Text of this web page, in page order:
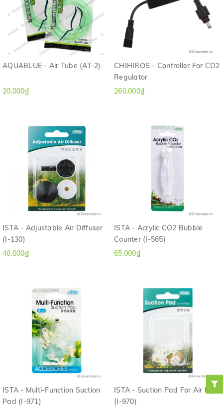
AQUABLUE - Air Tube (AT-2)
20.000₫
CHIHIROS - Controller For CO2
Regulator
260.000₫
ISTA - Adjustable Air Diffuser
(I-130)
40.000₫
ISTA - Acrylic CO2 Bubble
Counter (I-565)
65.000₫
ISTA - Multi-Function Suction
Pad (I-971)
ISTA - Suction Pad For Air Pipe
(I-970)